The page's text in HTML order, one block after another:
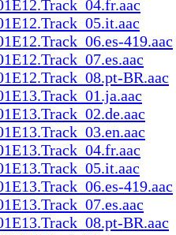
419.aac
BR.aac
419.aac
BR.aac